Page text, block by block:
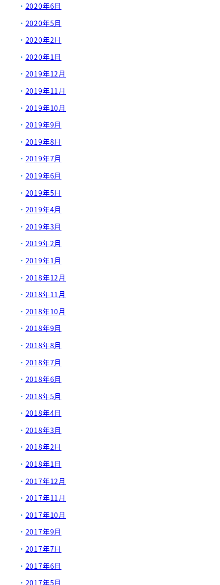
2020年6月
2020年5月
2020年2月
2020年1月
2019年12月
2019年11月
2019年10月
2019年9月
2019年8月
2019年7月
2019年6月
2019年5月
2019年4月
2019年3月
2019年2月
2019年1月
2018年12月
2018年11月
2018年10月
2018年9月
2018年8月
2018年7月
2018年6月
2018年5月
2018年4月
2018年3月
2018年2月
2018年1月
2017年12月
2017年11月
2017年10月
2017年9月
2017年7月
2017年6月
2017年5月